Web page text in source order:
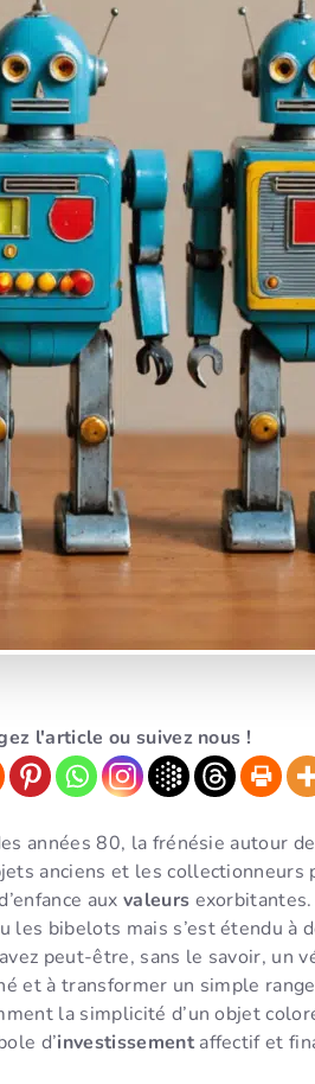
l'article ou suivez nous !
années 80, la frénésie autour
anciens et les collectionneurs
aux valeurs
bibelots mais s’est étendu à
peut-être, sans le savoir, un
et à transformer un simple
la simplicité d’un objet
d’investissementaffectif et